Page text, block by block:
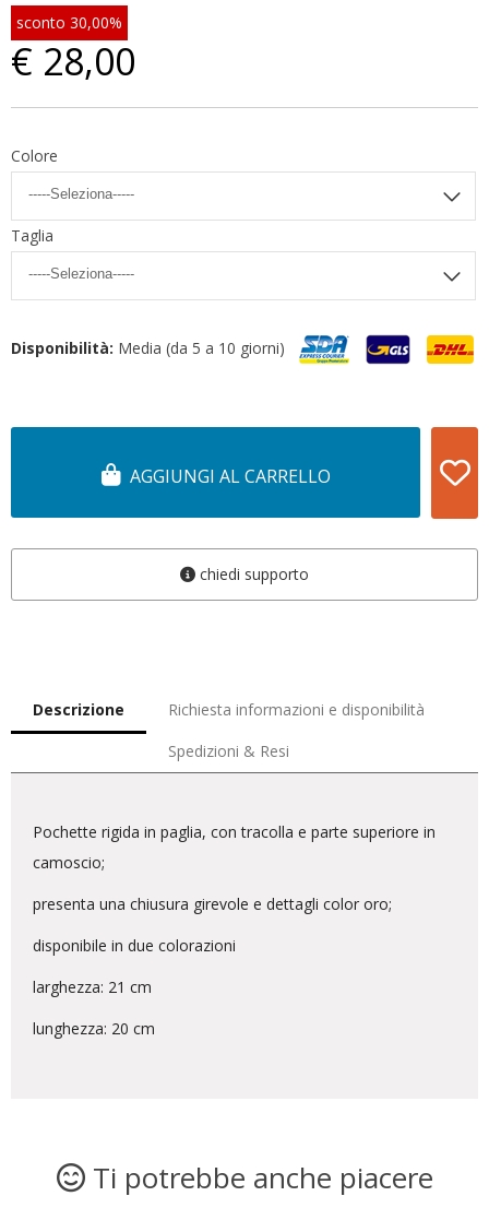
sconto 30,00%
€ 28,00
Colore
Taglia
Disponibilità: Media (da 5 a 10 giorni)
AGGIUNGI AL CARRELLO
chiedi supporto
Descrizione
Richiesta informazioni e disponibilità
Spedizioni & Resi
Pochette rigida in paglia, con tracolla e parte superiore in
camoscio;
presenta una chiusura girevole e dettagli color oro;
disponibile in due colorazioni
larghezza: 21 cm
lunghezza: 20 cm
Ti potrebbe anche piacere